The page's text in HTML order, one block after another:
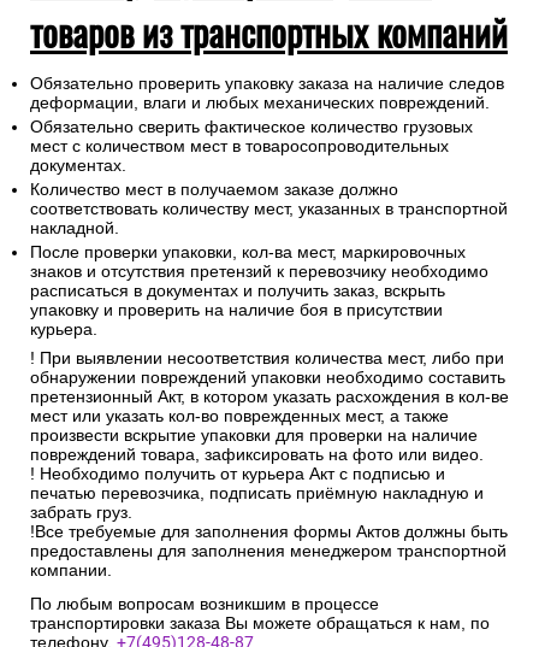
5. Инструкции при получении
товаров из транспортных компаний
Обязательно проверить упаковку заказа на наличие следов
деформации, влаги и любых механических повреждений.
Обязательно сверить фактическое количество грузовых
мест с количеством мест в товаросопроводительных
документах.
Количество мест в получаемом заказе должно
соответствовать количеству мест, указанных в транспортной
накладной.
После проверки упаковки, кол-ва мест, маркировочных
знаков и отсутствия претензий к перевозчику необходимо
расписаться в документах и получить заказ, вскрыть
упаковку и проверить на наличие боя в присутствии
курьера.
! При выявлении несоответствия количества мест, либо при
обнаружении повреждений упаковки необходимо составить
претензионный Акт, в котором указать расхождения в кол-ве
мест или указать кол-во поврежденных мест, а также
произвести вскрытие упаковки для проверки на наличие
повреждений товара, зафиксировать на фото или видео.
! Необходимо получить от курьера Акт с подписью и
печатью перевозчика, подписать приёмную накладную и
забрать груз.
!Все требуемые для заполнения формы Актов должны быть
предоставлены для заполнения менеджером транспортной
компании.